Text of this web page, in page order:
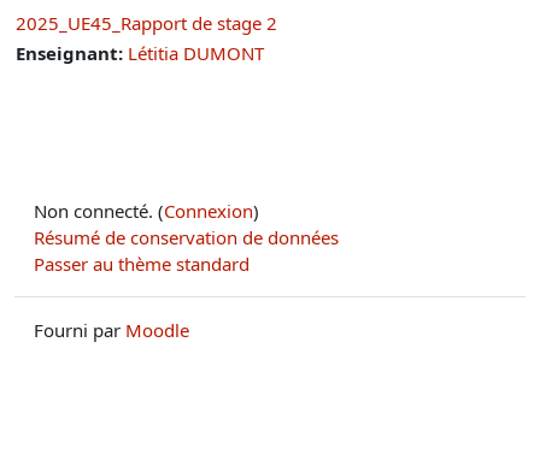
2025_UE45_Rapport de stage 2
Enseignant: Létitia DUMONT
Non connecté. (Connexion)
Résumé de conservation de données
Passer au thème standard
Fourni par Moodle